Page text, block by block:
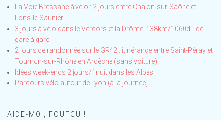
La Voie Bressane à vélo : 2 jours entre Chalon-sur-Saône et
Lons-le-Saunier
3 jours à vélo dans le Vercors et la Drôme: 138km/1060d+ de
gare à gare
2 jours de randonnée sur le GR42 : itinérance entre Saint-Péray et
Tournon-sur-Rhône en Ardèche (sans voiture)
Idées week-ends 2 jours/1nuit dans les Alpes
Parcours vélo autour de Lyon (à la journée)
AIDE-MOI, FOUFOU !